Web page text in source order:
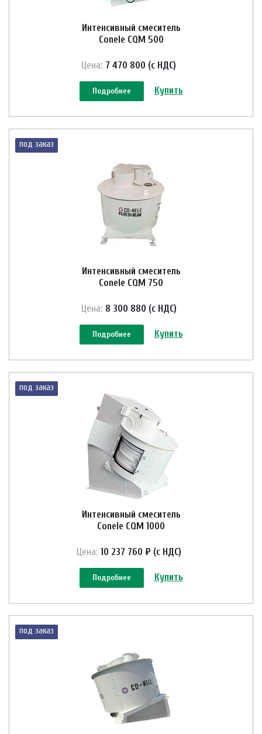
Интенсивный смеситель
Conele CQM 500
Цена: 7 470 800 (с НДС)
Подробнее Купить
под заказ
Интенсивный смеситель
Conele CQM 750
Цена: 8 300 880 (с НДС)
Подробнее Купить
под заказ
Интенсивный смеситель
Conele CQM 1000
Цена: 10 237 760 ₽ (с НДС)
Подробнее Купить
под заказ